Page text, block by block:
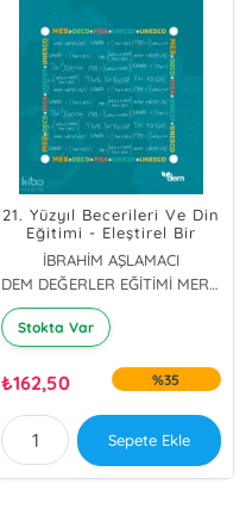
21. Yüzyıl Becerileri Ve Din
Eğitimi - Eleştirel Bir
Yaklaşım
İBRAHİM AŞLAMACI
DEM DEĞERLER EĞİTİMİ MERKEZİ YAYINLARI
Stokta Var
₺162,50 %35
Sepete Ekle